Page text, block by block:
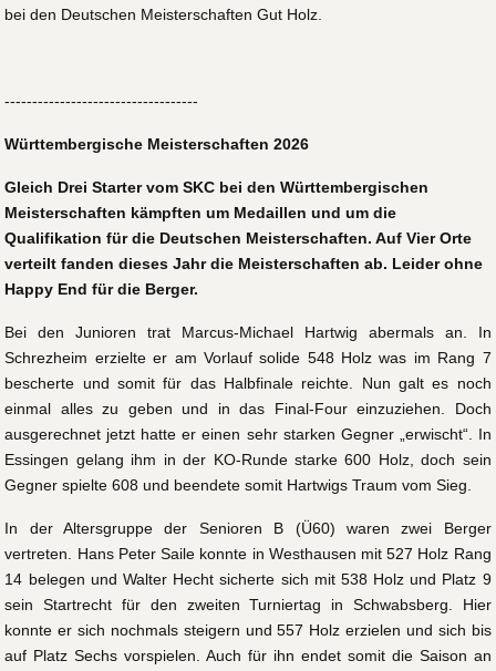
bei den Deutschen Meisterschaften Gut Holz.
-----------------------------------
Württembergische Meisterschaften 2026
Gleich Drei Starter vom SKC bei den Württembergischen
Meisterschaften kämpften um Medaillen und um die
Qualifikation für die Deutschen Meisterschaften. Auf Vier Orte
verteilt fanden dieses Jahr die Meisterschaften ab. Leider ohne
Happy End für die Berger.
Bei den Junioren trat Marcus-Michael Hartwig abermals an. In
Schrezheim erzielte er am Vorlauf solide 548 Holz was im Rang 7
bescherte und somit für das Halbfinale reichte. Nun galt es noch
einmal alles zu geben und in das Final-Four einzuziehen. Doch
ausgerechnet jetzt hatte er einen sehr starken Gegner „erwischt“. In
Essingen gelang ihm in der KO-Runde starke 600 Holz, doch sein
Gegner spielte 608 und beendete somit Hartwigs Traum vom Sieg.
In der Altersgruppe der Senioren B (Ü60) waren zwei Berger
vertreten. Hans Peter Saile konnte in Westhausen mit 527 Holz Rang
14 belegen und Walter Hecht sicherte sich mit 538 Holz und Platz 9
sein Startrecht für den zweiten Turniertag in Schwabsberg. Hier
konnte er sich nochmals steigern und 557 Holz erzielen und sich bis
auf Platz Sechs vorspielen. Auch für ihn endet somit die Saison an